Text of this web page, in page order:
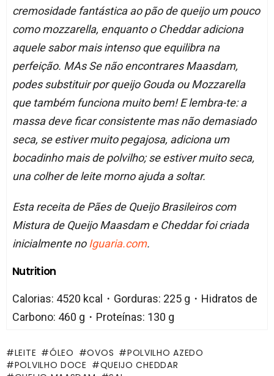
cremosidade fantástica ao pão de queijo um pouco
como mozzarella, enquanto o Cheddar adiciona
aquele sabor mais intenso que equilibra na
perfeição. MAs Se não encontrares Maasdam,
podes substituir por queijo Gouda ou Mozzarella
que também funciona muito bem! E lembra-te: a
massa deve ficar consistente mas não demasiado
seca, se estiver muito pegajosa, adiciona um
bocadinho mais de polvilho; se estiver muito seca,
una colher de leite morno ajuda a soltar.
Esta receita de Pães de Queijo Brasileiros com
Mistura de Queijo Maasdam e Cheddar foi criada
inicialmente noIguaria.com.
Nutrition
Calorias: 4520 kcal・Gorduras: 225 g・Hidratos de
Carbono: 460 g・Proteínas: 130 g
LEITE ÓLEO OVOS
POLVILHO AZEDO
POLVILHO DOCE
QUEIJO CHEDDAR